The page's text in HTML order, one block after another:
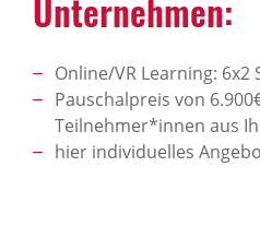
Unternehmen:
Online/VR Learning:
Pauschalpreis von
Teilnehmer*innen aus
hier individuelles